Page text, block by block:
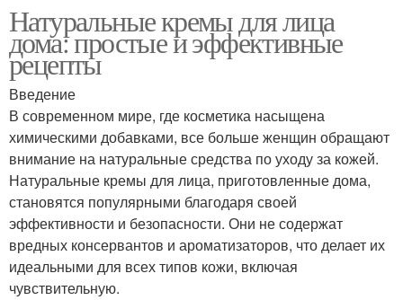
Натуральные кремы для лица
дома: простые и эффективные
рецепты
Введение
В современном мире, где косметика насыщена
химическими добавками, все больше женщин обращают
внимание на натуральные средства по уходу за кожей.
Натуральные кремы для лица, приготовленные дома,
становятся популярными благодаря своей
эффективности и безопасности. Они не содержат
вредных консервантов и ароматизаторов, что делает их
идеальными для всех типов кожи, включая
чувствительную.